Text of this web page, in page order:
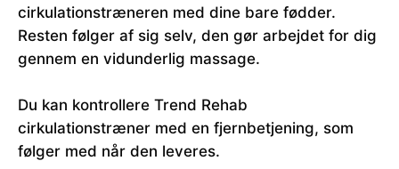
cirkulationstræneren med dine bare fødder.
Resten følger af sig selv, den gør arbejdet for dig
gennem en vidunderlig massage.
Du kan kontrollere Trend Rehab
cirkulationstræner med en fjernbetjening, som
følger med når den leveres.